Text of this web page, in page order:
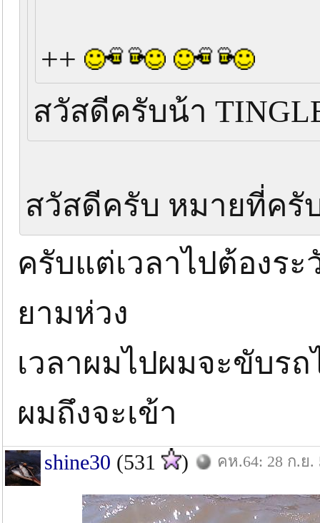
++
สวัสดีครับน้า
สวัสดีครับ หมายที่ค
ครับแต่เวลาไปต้องร
ยามห่วง
เวลาผมไปผมจะขับร
ผมถึงจะเข้า
shine30 (531 ) คห.64: 28 ก.ย.